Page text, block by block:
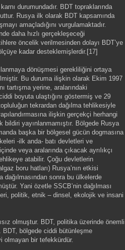
durumundadır. BDT topraklarında
Rusya ilk olarak BDT kapsamında
amaçladığını vurgulamaktadır.
daha hızlı gerçekleşeceği
öncelik verilmesinden dolayı BDT’ye
kadar desteklemişlerdir.[17]
dönüşmesi gerekliliğini ortaya
Bu duruma ilişkin olarak Ekim 1997
tartışma yerine, aralarındaki
boyuta ulaştığını göstermiş ve 29
tekrardan dağılma tehlikesiyle
ilişkin gerçekçi herhangi
yayınlanmamıştır. Bölgede Rusya
başka bir bölgesel gücün dogmasına
-ilk anda- batı devletleri ve
veya aralarında çıkacak ayrılıkçı
atabilir. Çoğu devletlerin
boru hatları) Rusya’nın etkisi
dağılmasından sonra bu ülkelerde
Yani özetle SSCB’nin dağılması
politik, etnik – dinsel, ekolojik ve insani
olmuştur. BDT, politika üzerinde önemli
BDT, bölgede ciddi bütünleşme
olmayan bir tefekkürdür.